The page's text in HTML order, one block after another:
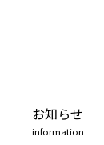
お知らせ
information